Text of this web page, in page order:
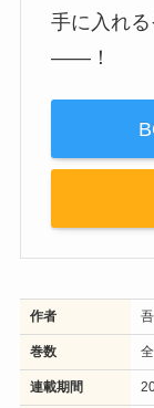
手に入れ
――！
作者
巻数
連載期間